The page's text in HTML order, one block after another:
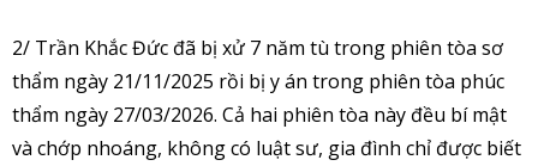
2/ Trần Khắc Đức đã bị xử 7 năm tù trong phiên tòa sơ
thẩm ngày 21/11/2025 rồi bị y án trong phiên tòa phúc
thẩm ngày 27/03/2026. Cả hai phiên tòa này đều bí mật
và chớp nhoáng, không có luật sư, gia đình chỉ được biết